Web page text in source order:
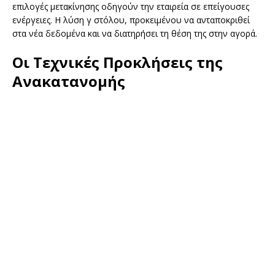
επιλογές μετακίνησης οδηγούν την εταιρεία σε επείγουσες
ενέργειες. Η λύση γ στόλου, προκειμένου να ανταποκριθεί
στα νέα δεδομένα και να διατηρήσει τη θέση της στην αγορά.
Οι Τεχνικές Προκλήσεις της
Ανακατανομής